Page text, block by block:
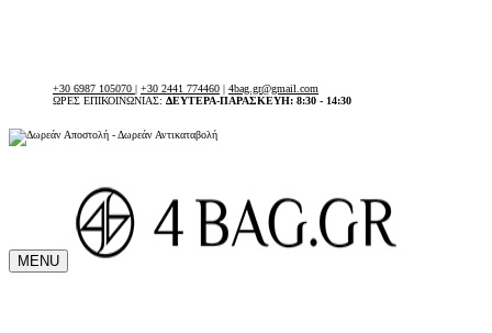
+30 6987 105070 | +30 2441 774460 | 4bag.gr@gmail.com
ΩΡΕΣ ΕΠΙΚΟΙΝΩΝΙΑΣ: ΔΕΥΤΕΡΑ-ΠΑΡΑΣΚΕΥΗ: 8:30 - 14:30
MENU